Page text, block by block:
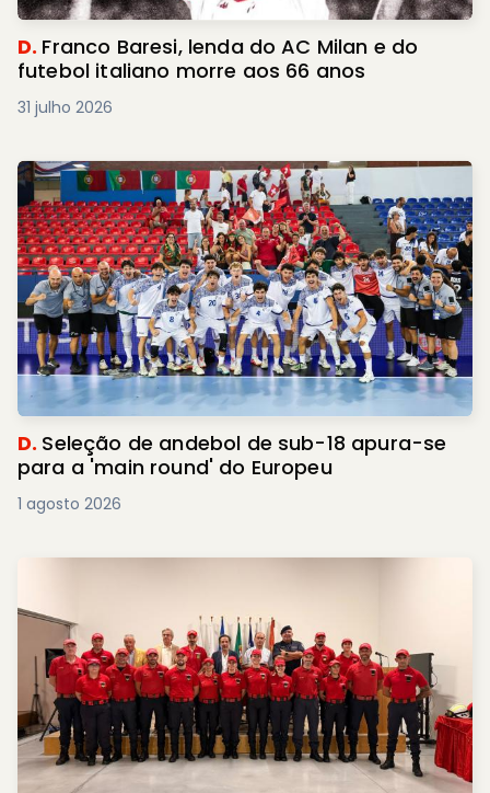
D. Franco Baresi, lenda do AC Milan e do
futebol italiano morre aos 66 anos
31 julho 2026
D. Seleção de andebol de sub-18 apura-se
para a 'main round' do Europeu
1 agosto 2026